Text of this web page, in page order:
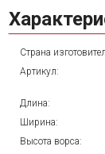
Страна
Артикул:
Длина:
Ширина:
Высота ворса: